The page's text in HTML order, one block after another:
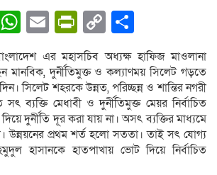
WhatsApp
EmailPrintFriendly
Copy
Link
এর মহাসচিব অধ্যক্ষ হাফিজ মাওলানা
দুর্নীতিমুক্ত ও কল্যাণময় সিলেট গড়তে
সিলেট শহরকে উন্নত, পরিচ্ছন্ন ও শান্তির নগরী
ব্যক্তি মেধাবী ও দুর্নীতিমুক্ত মেয়র নির্বাচিত
দুর্নীতি দূর করা যায় না। অসৎ ব্যক্তির মাধ্যমে
উন্নয়নের প্রথম শর্ত হলো সততা। তাই সৎ যোগ্য
হাসানকে হাতপাখায় ভোট দিয়ে নির্বাচিত